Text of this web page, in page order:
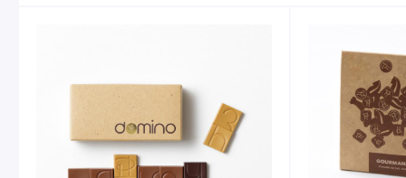
Gift
¥3,001〜¥6,000
¥6,001〜¥10,000
¥10,001〜
冷蔵配送
冷凍配送
店頭受取